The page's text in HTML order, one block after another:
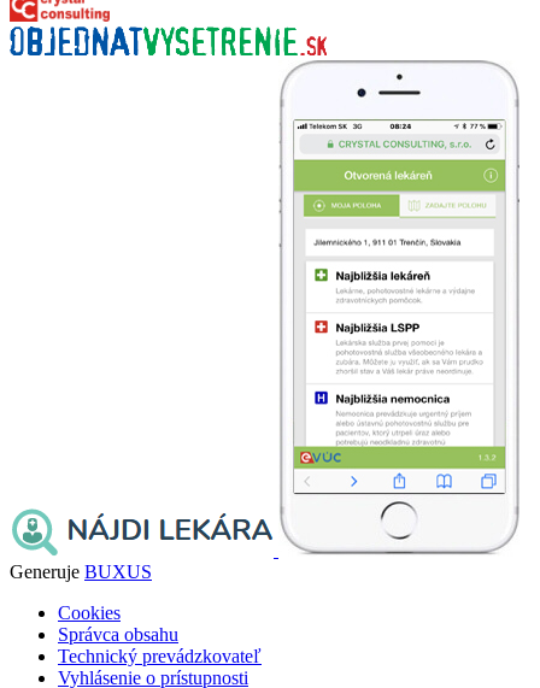
Generuje BUXUS
Cookies
Správca obsahu
Technický prevádzkovateľ
Vyhlásenie o prístupnosti